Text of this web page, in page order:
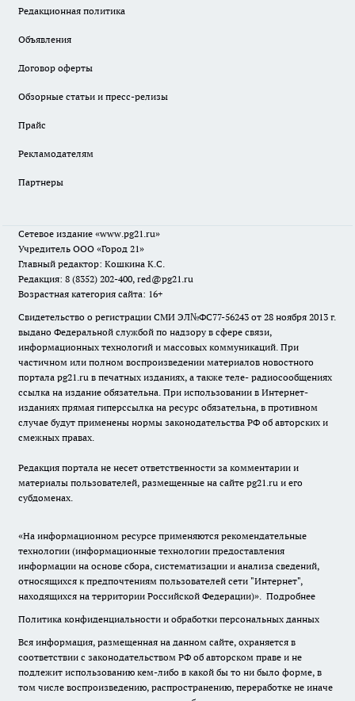
Редакционная политика
Объявления
Договор оферты
Обзорные статьи и пресс-релизы
Прайс
Рекламодателям
Партнеры
Сетевое издание «www.pg21.ru»
Учредитель ООО «Город 21»
Главный редактор: Кошкина К.С.
Редакция: 8 (8352) 202-400, red@pg21.ru
Возрастная категория сайта: 16+
Свидетельство о регистрации СМИ ЭЛ№ФС77-56243 от 28 ноября 2013 г.
выдано Федеральной службой по надзору в сфере связи,
информационных технологий и массовых коммуникаций. При
частичном или полном воспроизведении материалов новостного
портала pg21.ru в печатных изданиях, а также теле- радиосообщениях
ссылка на издание обязательна. При использовании в Интернет-
изданиях прямая гиперссылка на ресурс обязательна, в противном
случае будут применены нормы законодательства РФ об авторских и
смежных правах.
Редакция портала не несет ответственности за комментарии и
материалы пользователей, размещенные на сайте pg21.ru и его
субдоменах.
«На информационном ресурсе применяются рекомендательные
технологии (информационные технологии предоставления
информации на основе сбора, систематизации и анализа сведений,
относящихся к предпочтениям пользователей сети "Интернет",
находящихся на территории Российской Федерации)». Подробнее
Политика конфиденциальности и обработки персональных данных
Вся информация, размещенная на данном сайте, охраняется в
соответствии с законодательством РФ об авторском праве и не
подлежит использованию кем-либо в какой бы то ни было форме, в
том числе воспроизведению, распространению, переработке не иначе